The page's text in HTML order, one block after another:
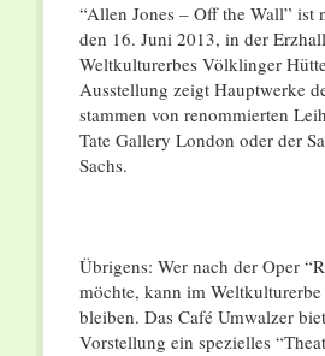
“Allen Jones – Off the Wall” ist
den 16. Juni 2013, in der
Weltkulturerbes Völklinger
Ausstellung zeigt Hauptwerke
stammen von renommierten
Tate Gallery London oder der
Sachs.
Übrigens: Wer nach der Oper
möchte, kann im
bleiben. Das Café Umwalzer
Vorstellung ein spezielles